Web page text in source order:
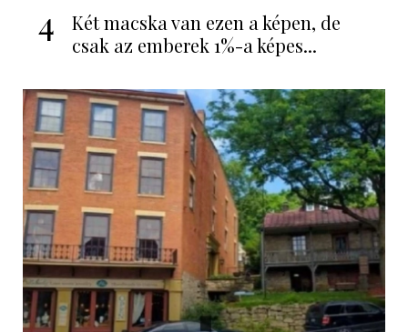
4
Két macska van ezen a képen, de
csak az emberek 1%-a képes...